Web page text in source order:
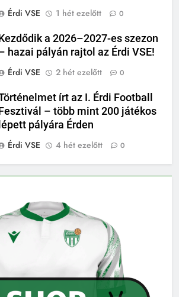
Érdi VSE
1 hét ezelőtt 0
Kezdődik a 2026–2027-es szezon
hazai pályán rajtol az Érdi VSE!
Érdi VSE
2 hét ezelőtt 0
írt az I. Érdi Football
Fesztivál – több mint 200 játékos
lépett pályára Érden
Érdi VSE
4 hét ezelőtt 0